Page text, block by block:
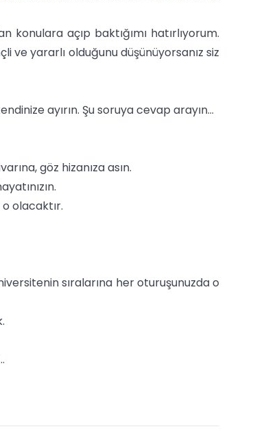
konulara açıp baktığımı hatırlıyorum.
ve yararlı olduğunu düşünüyorsanız siz
ayırın. Şu soruya cevap arayın…
göz hizanıza asın.
olacaktır.
sıralarına her oturuşunuzda o